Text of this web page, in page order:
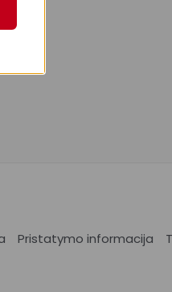
Pristatymo informacija